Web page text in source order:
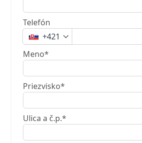
Telefón
+421
Meno*
Priezvisko*
Ulica a č.p.*